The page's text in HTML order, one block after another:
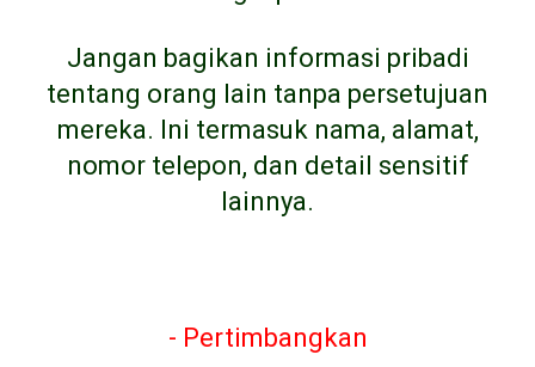
Jangan bagikan informasi pribadi
tentang orang lain tanpa persetujuan
mereka. Ini termasuk nama, alamat,
nomor telepon, dan detail sensitif
lainnya.
- Pertimbangkan